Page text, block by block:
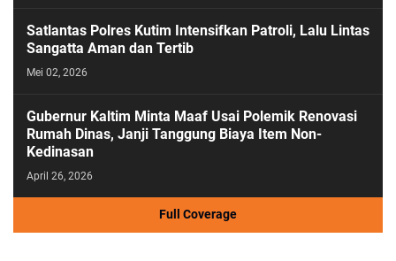
Satlantas Polres Kutim Intensifkan Patroli, Lalu Lintas
Sangatta Aman dan Tertib
Mei 02, 2026
Gubernur Kaltim Minta Maaf Usai Polemik Renovasi
Rumah Dinas, Janji Tanggung Biaya Item Non-
Kedinasan
April 26, 2026
Full Coverage